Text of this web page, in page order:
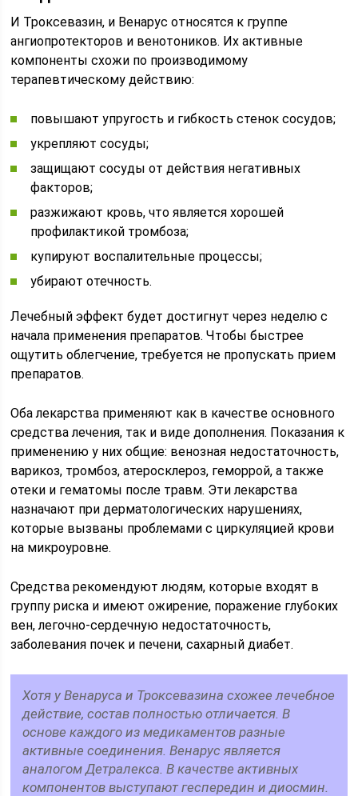
И Троксевазин, и Венарус относятся к группе
ангиопротекторов и венотоников. Их активные
компоненты схожи по производимому
терапевтическому действию:
повышают упругость и гибкость стенок сосудов;
укрепляют сосуды;
защищают сосуды от действия негативных
факторов;
разжижают кровь, что является хорошей
профилактикой тромбоза;
купируют воспалительные процессы;
убирают отечность.
Лечебный эффект будет достигнут через неделю с
начала применения препаратов. Чтобы быстрее
ощутить облегчение, требуется не пропускать прием
препаратов.
Оба лекарства применяют как в качестве основного
средства лечения, так и виде дополнения. Показания к
применению у них общие: венозная недостаточность,
варикоз, тромбоз, атеросклероз, геморрой, а также
отеки и гематомы после травм. Эти лекарства
назначают при дерматологических нарушениях,
которые вызваны проблемами с циркуляцией крови
на микроуровне.
Средства рекомендуют людям, которые входят в
группу риска и имеют ожирение, поражение глубоких
вен, легочно-сердечную недостаточность,
заболевания почек и печени, сахарный диабет.
Хотя у Венаруса и Троксевазина схожее лечебное
действие, состав полностью отличается. В
основе каждого из медикаментов разные
активные соединения. Венарус является
аналогом Детралекса. В качестве активных
компонентов выступают геспередин и диосмин.